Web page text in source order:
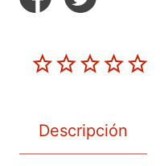
Descripción